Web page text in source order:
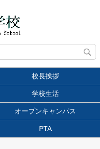
校長挨拶
学校生活
オープンキャンパス
PTA